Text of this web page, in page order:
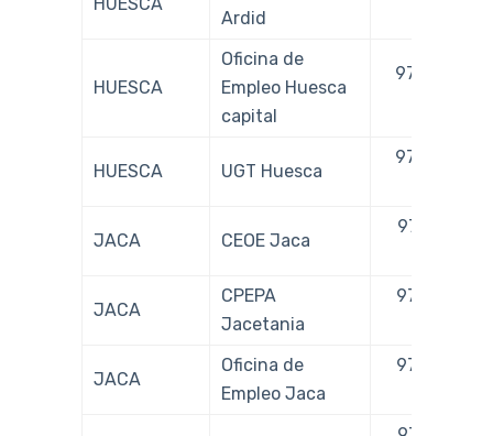
Ardid
HUESCA
Oficina de
Empleo Huesca
capital
974 228
HUESCA UGT Huesca
974 224
JACA CEOE Jaca
974 355
JACA
CPEPA
Jacetania
974 362
JACA
Oficina de
Empleo Jaca
974 356